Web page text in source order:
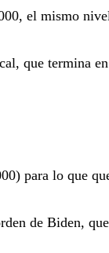
el mismo
que termina
para lo que
de Biden,